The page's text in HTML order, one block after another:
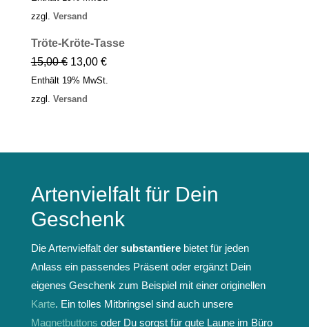
zzgl. Versand
Tröte-Kröte-Tasse
15,00€ 13,00 €
Enthält 19% MwSt.
zzgl. Versand
Artenvielfalt für Dein
Geschenk
Die Artenvielfalt der substantierebietet für jeden
Anlass ein passendes Präsent oder ergänzt Dein
eigenes Geschenk zum Beispiel mit einer originellen
Karte. Ein tolles Mitbringsel sind auch unsere
Magnetbuttons oder Du sorgst für gute Laune im Büro